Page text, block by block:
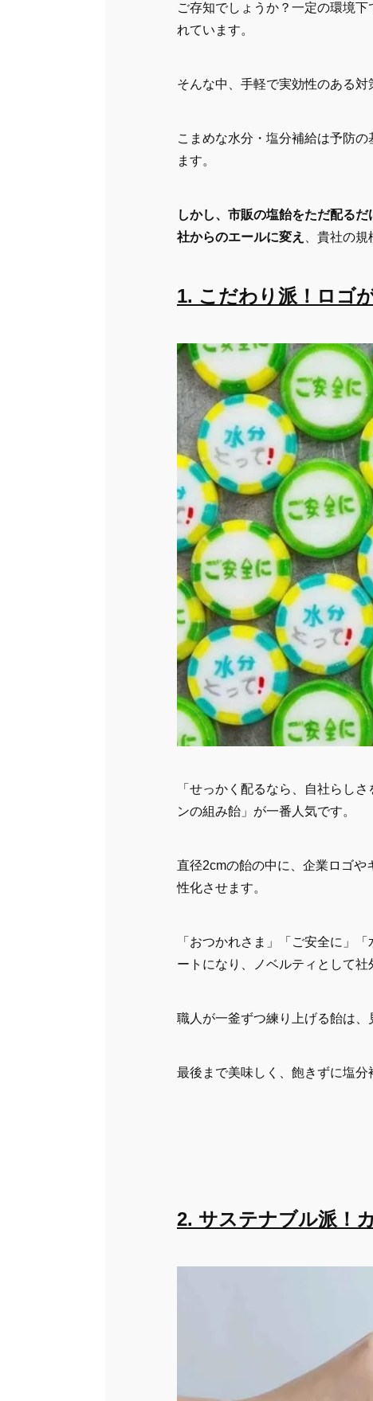
ご存知でしょうか？一定の環境
れています。
そんな中、手軽で実効性のある対
こまめな水分・塩分補給は予防
ます。
しかし、市販の塩飴をただ配る
社からのエールに変え
、貴社の
1. こだわり派！ロゴ
「せっかく配るなら、自社らし
ンの組み飴」が一番人気です。
直径2cmの飴の中に、企業ロゴ
性化させます。
「おつかれさま」「ご安全に」
ートになり、ノベルティとして
職人が一釜ずつ練り上げる飴は、
最後まで美味しく、飽きずに塩分
2. サステナブル派！